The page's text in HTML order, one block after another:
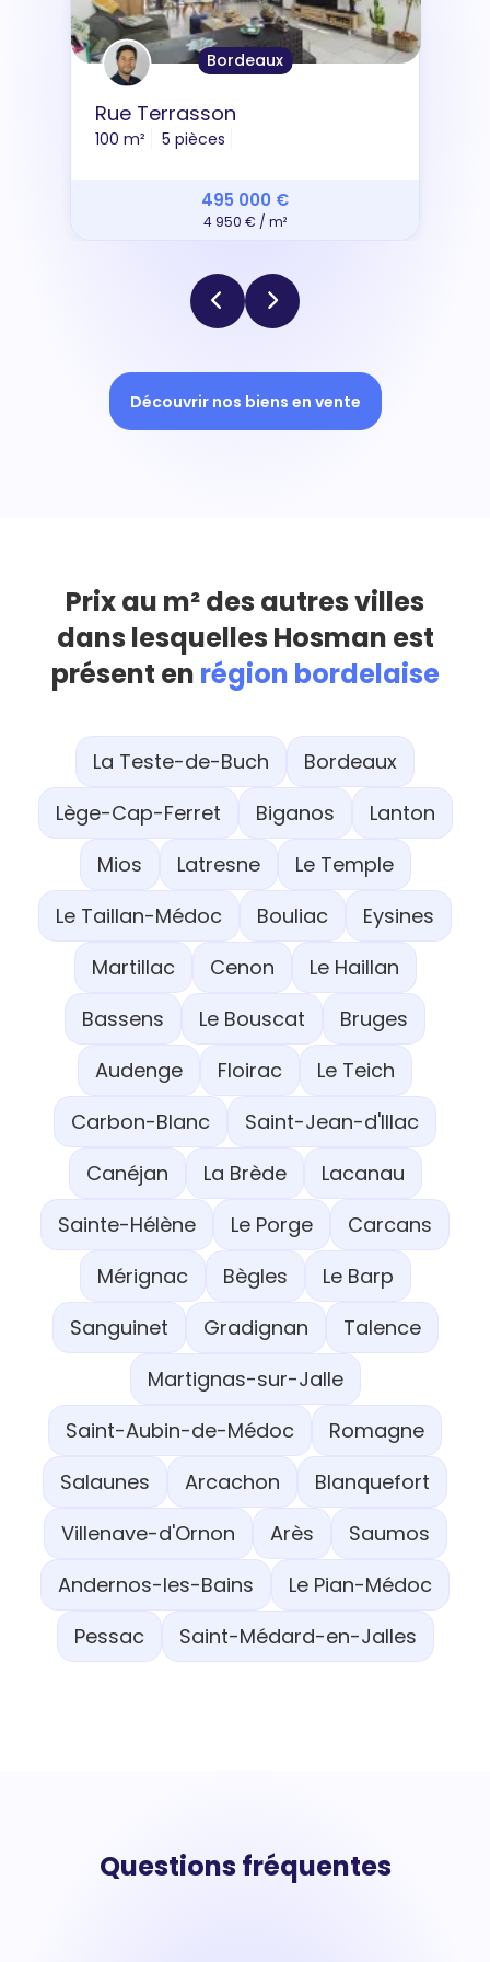
Bordeaux
Rue Terrasson
100 m² 5 pièces
495 000 €
4 950 € / m²
Découvrir nos biens en vente
Prix au m² des autres villes
dans lesquelles Hosman est
présent en région bordelaise
La Teste-de-Buch
Bordeaux
Lège-Cap-Ferret
Biganos
Lanton
Mios
Latresne
Le Temple
Le Taillan-Médoc
Bouliac
Eysines
Martillac
Cenon
Le Haillan
Bassens
Le Bouscat
Bruges
Audenge
Floirac
Le Teich
Carbon-Blanc
Saint-Jean-d'Illac
Canéjan
La Brède
Lacanau
Sainte-Hélène
Le Porge
Carcans
Mérignac
Bègles
Le Barp
Sanguinet
Gradignan
Talence
Martignas-sur-Jalle
Saint-Aubin-de-Médoc
Romagne
Salaunes
Arcachon
Blanquefort
Villenave-d'Ornon
Arès
Saumos
Andernos-les-Bains
Le Pian-Médoc
Pessac
Saint-Médard-en-Jalles
Questions fréquentes